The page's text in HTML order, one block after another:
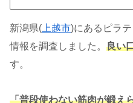
新潟県( 上越市)にあるピラ
情報を調査しました。 良い
す。
「普段使わない筋肉が鍛え